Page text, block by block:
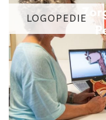
LOGOPEDIE